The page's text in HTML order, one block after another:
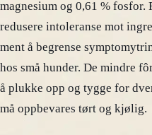
magnesium og 0,61 % fosfor.
redusere intoleranse mot
ment å begrense
hos små hunder. De mindre
å plukke opp og tygge for
må oppbevares tørt og kjølig.